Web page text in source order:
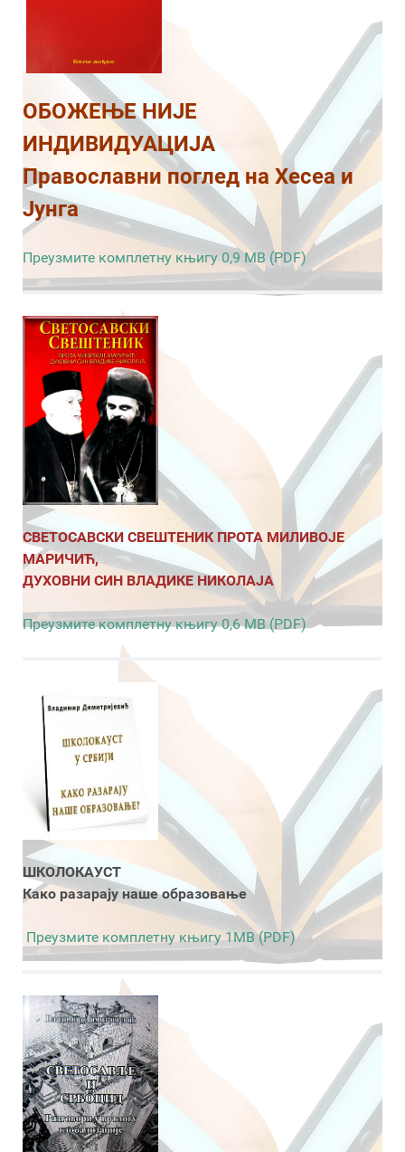
ОБОЖЕЊЕ НИЈЕ
ИНДИВИДУАЦИЈА
Православни поглед на Хесеа и
Јунга
Преузмите комплетну књигу 0,9 MB (PDF)
СВЕТОСАВСКИ СВЕШТЕНИК ПРОТА МИЛИВОЈЕ
МАРИЧИЋ,
ДУХОВНИ СИН ВЛАДИКЕ НИКОЛАЈА
Преузмите комплетну књигу 0,6 MB (PDF)
ШКОЛОКАУСТ
Како разарају наше образовање
Преузмите комплетну књигу 1MB (PDF)